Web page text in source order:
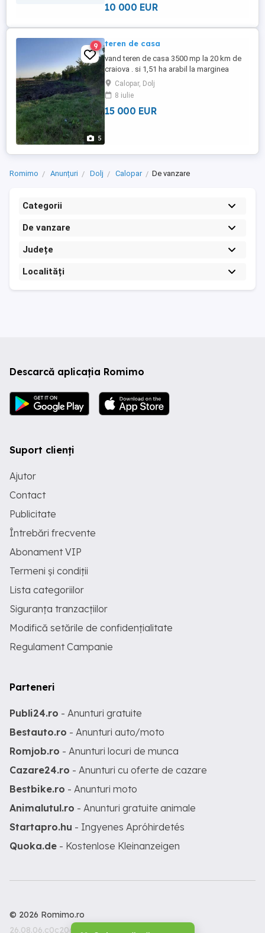
10 000 EUR
5
9 teren de casa
vand teren de casa 3500 mp la 20 km de
craiova . si 1,51 ha arabil la marginea
padurii - in proximitate .
Calopar, Dolj
8 iulie
15 000 EUR
Romimo Anunțuri Dolj Calopar De vanzare
Categorii
De vanzare
Județe
Localități
Descarcă aplicația Romimo
Suport clienți
Ajutor
Contact
Publicitate
Întrebări frecvente
Abonament VIP
Termeni și condiții
Lista categoriilor
Siguranța tranzacțiilor
Modifică setările de confidențialitate
Regulament Campanie
Parteneri
Publi24.ro - Anunturi gratuite
Bestauto.ro - Anunturi auto/moto
Romjob.ro - Anunturi locuri de munca
Cazare24.ro - Anunturi cu oferte de cazare
Bestbike.ro - Anunturi moto
Animalutul.ro - Anunturi gratuite animale
Startapro.hu - Ingyenes Apróhirdetés
Quoka.de - Kostenlose Kleinanzeigen
© 2026 Romimo.ro
26.08.06.c0c206c